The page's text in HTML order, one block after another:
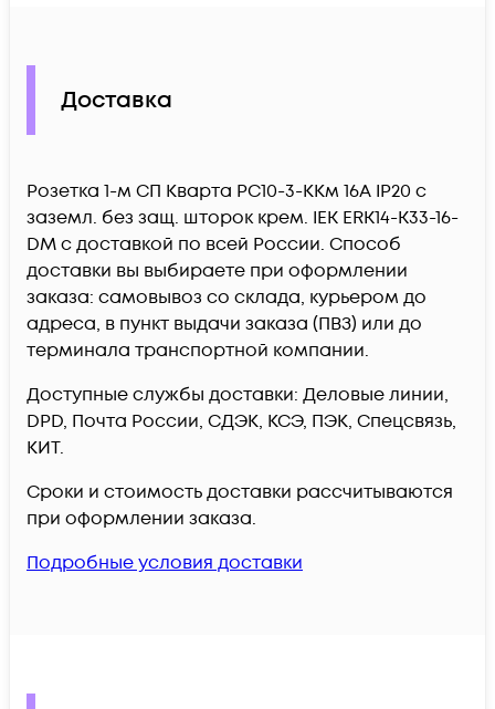
Доставка
Розетка 1-м СП Кварта РС10-3-ККм 16А IP20 с
заземл. без защ. шторок крем. IEK ERK14-K33-16-
DM c доставкой по всей России. Способ
доставки вы выбираете при оформлении
заказа: самовывоз со склада, курьером до
адреса, в пункт выдачи заказа (ПВЗ) или до
терминала транспортной компании.
Доступные службы доставки: Деловые линии,
DPD, Почта России, СДЭК, КСЭ, ПЭК, Спецсвязь,
КИТ.
Сроки и стоимость доставки рассчитываются
при оформлении заказа.
Подробные условия доставки